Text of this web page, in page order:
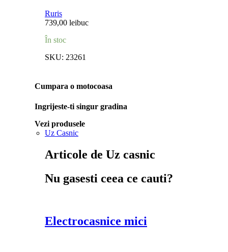
Ruris
739,00 leibuc
În stoc
SKU: 23261
Cumpara o motocoasa
Ingrijeste-ti singur gradina
Vezi produsele
Uz Casnic
Articole de Uz casnic
Nu gasesti ceea ce cauti?
Electrocasnice mici